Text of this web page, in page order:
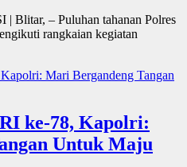
– Puluhan tahanan Polres
rangkaian kegiatan
ke-78, Kapolri:
Untuk Maju